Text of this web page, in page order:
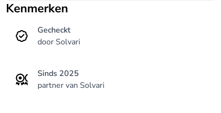
Kenmerken
Gecheckt
door Solvari
Sinds 2025
partner van Solvari